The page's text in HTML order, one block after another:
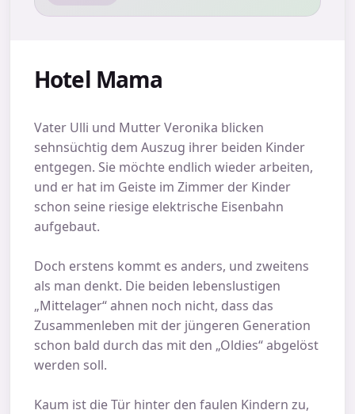
Hotel Mama
Vater Ulli und Mutter Veronika blicken
sehnsüchtig dem Auszug ihrer beiden Kinder
entgegen. Sie möchte endlich wieder arbeiten,
und er hat im Geiste im Zimmer der Kinder
schon seine riesige elektrische Eisenbahn
aufgebaut.
Doch erstens kommt es anders, und zweitens
als man denkt. Die beiden lebenslustigen
„Mittelager“ ahnen noch nicht, dass das
Zusammenleben mit der jüngeren Generation
schon bald durch das mit den „Oldies“ abgelöst
werden soll.
Kaum ist die Tür hinter den faulen Kindern zu,